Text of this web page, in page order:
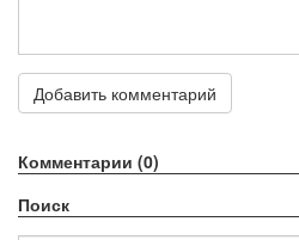
Добавить комментарий
Комментарии (0)
Поиск